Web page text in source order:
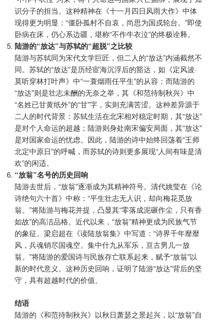
识分子的担当。这种精神在《十一月四日风雨大作》中体
现得更为明显：“僵卧孤村不自哀，尚思为国戍轮台。”即使
卧病在床，仍心系边疆，堪称“不作牛衣泣”的终极诠释。
陆游的“放达”与苏轼的“超脱”之比较
陆游与苏轼同为宋代文学巨匠，但二人的“放达”内涵截然不
同。苏轼的“放达”是历经宦海沉浮后的豁达，如《定风波·
莫听穿林打叶声》中“一蓑烟雨任平生”的从容；而陆游的
“放达”则是壮志未酬的无奈之举，其《和范待制秋兴》中
“名姓已甘黄纸外”的“甘”字，实则充满苦涩。这种差异源于
二人的时代背景：苏轼生活在北宋相对稳定时期，其“放达”
是对个人命运的超越；陆游则身处南宋偏安局面，其“放达”
是对国家命运的忧虑。因此，陆游的诗中始终回荡着“王师
北定中原日”的呼喊，而苏轼的诗则更多展现“人间有味是清
欢”的闲适。
“放翁”名号的历史回响
陆游去世后，“放翁”逐渐成为其精神符号。清代姚莹在《论
诗绝句六十首》中称：“平生壮志无人识，却向梅花觅放
翁。”将陆游与梅花并提，凸显其“零落成泥碾作尘，只有香
如故”的高洁品格。近代以来，“放翁”精神更成为民族气节
的象征。梁启超在《读陆放翁集》中写道：“诗界千年靡靡
风，兵魂销尽国魂空。集中什九从军乐，亘古男儿一放
翁。”将陆游的爱国诗与民族存亡联系起来，赋予“放翁”以
新的时代意义。这种历史回响，证明了陆游“放达”背后的坚
守，具有超越时代的价值。
结语
陆游的《和范待制秋兴》以秋日萧瑟之景起兴，以“放翁”自